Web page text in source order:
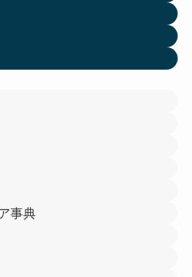
事典